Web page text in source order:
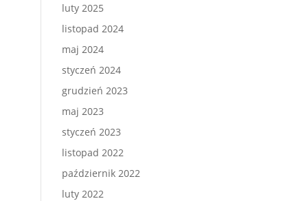
luty 2025
listopad 2024
maj 2024
styczeń 2024
grudzień 2023
maj 2023
styczeń 2023
listopad 2022
październik 2022
luty 2022